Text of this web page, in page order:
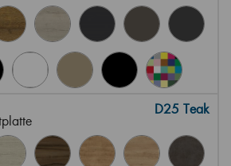
D25 Teak